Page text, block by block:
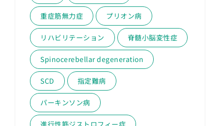
重症筋無力症 プリオン病
リハビリテーション 脊髄小脳変性症
Spinocerebellar degeneration
SCD 指定難病
パーキンソン病